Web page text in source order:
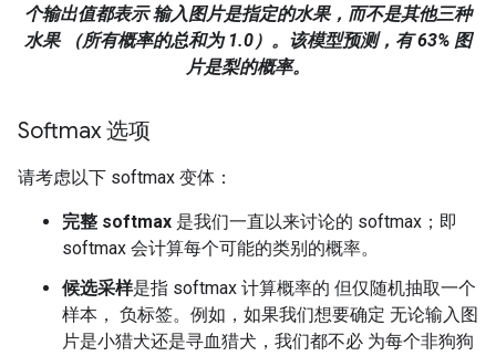
个输出值都表示 输入图片是指定的水果，而不是其他三种
水果 （所有概率的总和为 1.0）。该模型预测，有 63% 图
片是梨的概率。
Softmax 选项
请考虑以下 softmax 变体：
完整 softmax 是我们一直以来讨论的 softmax；即
softmax 会计算每个可能的类别的概率。
候选采样是指 softmax 计算概率的 但仅随机抽取一个
样本， 负标签。例如，如果我们想要确定 无论输入图
片是小猎犬还是寻血猎犬，我们都不必 为每个非狗狗